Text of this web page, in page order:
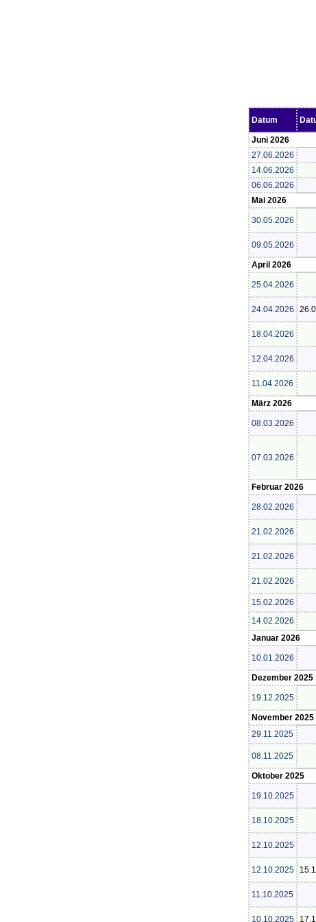
Datum
Juni 2026
27.06.2026
14.06.2026
06.06.2026
Mai 2026
30.05.2026
09.05.2026
April 2026
25.04.2026
24.04.2026
18.04.2026
12.04.2026
11.04.2026
März 2026
08.03.2026
07.03.2026
Februar 2026
28.02.2026
21.02.2026
21.02.2026
21.02.2026
15.02.2026
14.02.2026
Januar 2026
10.01.2026
Dezember 2025
19.12.2025
November 2025
29.11.2025
08.11.2025
Oktober 2025
19.10.2025
18.10.2025
12.10.2025
12.10.2025
11.10.2025
10.10.2025